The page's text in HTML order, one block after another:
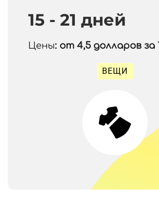
15 - 21 дней
Цены: от 4,5 долларов за
ВЕЩИ